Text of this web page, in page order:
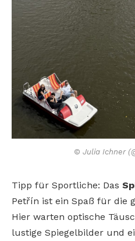
© Julia Ichner
Tipp für Sportliche: Das
Petřín ist ein Spaß für die
Hier warten optische
lustige Spiegelbilder und